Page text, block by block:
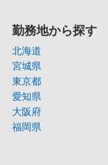
勤務地から探す
北海道
宮城県
東京都
愛知県
大阪府
福岡県